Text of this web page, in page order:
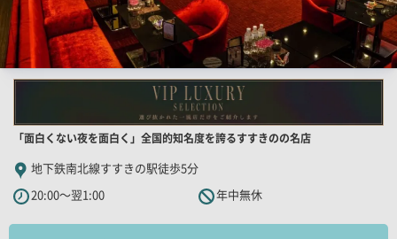
店
舗
PR
キ
ャ
「面白くない夜を面白く」全国的知名度を誇るすすきのの名店
地下鉄南北線すすきの駅徒歩5分
20:00～翌1:00
年中無休